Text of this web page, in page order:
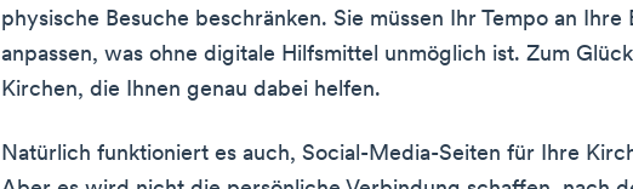
physische Besuche beschränken. Sie müssen Ihr Tempo an Ihre
anpassen, was ohne digitale Hilfsmittel unmöglich ist. Zum
Kirchen, die Ihnen genau dabei helfen.
Natürlich funktioniert es auch, Social-Media-Seiten für Ihre